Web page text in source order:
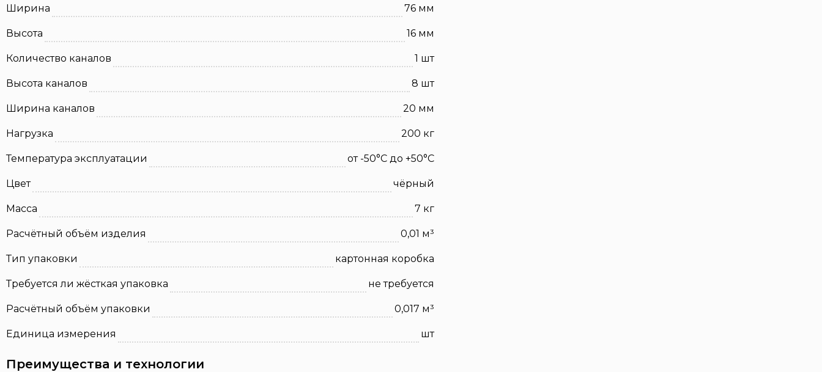
Ширина 76 мм
Высота 16 мм
Количество каналов 1 шт
Высота каналов 8 шт
Ширина каналов 20 мм
Нагрузка 200 кг
Температура эксплуатации от -50°C до +50°C
Цвет чёрный
Масса 7 кг
Расчётный объём изделия 0,01 м³
Тип упаковки картонная коробка
Требуется ли жёсткая упаковка не требуется
Расчётный объём упаковки 0,017 м³
Единица измерения шт
Преимущества и технологии